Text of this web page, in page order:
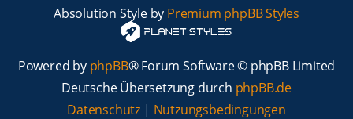
Absolution Style by Premium phpBB Styles
Powered by phpBB® Forum Software © phpBB Limited
Deutsche Übersetzung durch phpBB.de
Datenschutz | Nutzungsbedingungen